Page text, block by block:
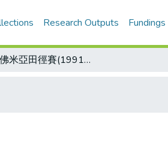
Research Outputs
義大利佛米亞田徑賽(1991年) 鳥人飛越6.09公尺 布卡再刷新世界撐竿跳紀錄/布卡歷次刷新世界撐竿跳紀錄演進表